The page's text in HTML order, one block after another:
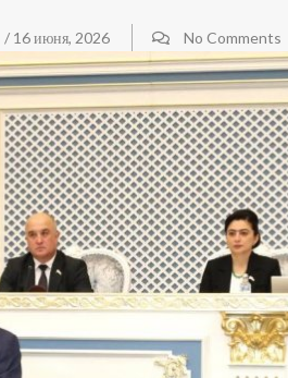
/ 16 июня, 2026 No Comments